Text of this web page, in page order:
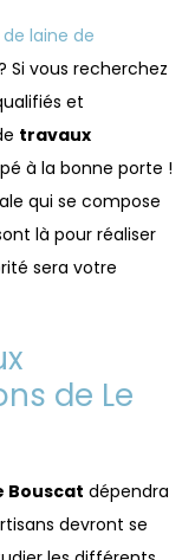
laine de
Si vous recherchez
et
travaux
à la bonne porte !
qui se compose
là pour réaliser
sera votre
de Le
Bouscat dépendra
devront se